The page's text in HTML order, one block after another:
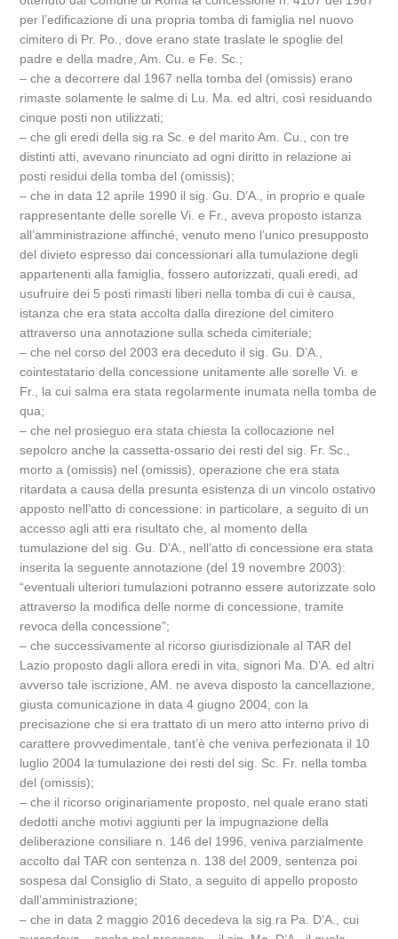
per l’edificazione di una propria tomba di famiglia nel nuovo
cimitero di Pr. Po., dove erano state traslate le spoglie del
padre e della madre, Am. Cu. e Fe. Sc.;
– che a decorrere dal 1967 nella tomba del (omissis) erano
rimaste solamente le salme di Lu. Ma. ed altri, così residuando
cinque posti non utilizzati;
– che gli eredi della sig.ra Sc. e del marito Am. Cu., con tre
distinti atti, avevano rinunciato ad ogni diritto in relazione ai
posti residui della tomba del (omissis);
– che in data 12 aprile 1990 il sig. Gu. D’A., in proprio e quale
rappresentante delle sorelle Vi. e Fr., aveva proposto istanza
all’amministrazione affinché, venuto meno l’unico presupposto
del divieto espresso dai concessionari alla tumulazione degli
appartenenti alla famiglia, fossero autorizzati, quali eredi, ad
usufruire dei 5 posti rimasti liberi nella tomba di cui è causa,
istanza che era stata accolta dalla direzione del cimitero
attraverso una annotazione sulla scheda cimiteriale;
– che nel corso del 2003 era deceduto il sig. Gu. D’A.,
cointestatario della concessione unitamente alle sorelle Vi. e
Fr., la cui salma era stata regolarmente inumata nella tomba de
qua;
– che nel prosieguo era stata chiesta la collocazione nel
sepolcro anche la cassetta-ossario dei resti del sig. Fr. Sc.,
morto a (omissis) nel (omissis), operazione che era stata
ritardata a causa della presunta esistenza di un vincolo ostativo
apposto nell’atto di concessione: in particolare, a seguito di un
accesso agli atti era risultato che, al momento della
tumulazione del sig. Gu. D’A., nell’atto di concessione era stata
inserita la seguente annotazione (del 19 novembre 2003):
“eventuali ulteriori tumulazioni potranno essere autorizzate solo
attraverso la modifica delle norme di concessione, tramite
revoca della concessione”;
– che successivamente al ricorso giurisdizionale al TAR del
Lazio proposto dagli allora eredi in vita, signori Ma. D’A. ed altri
avverso tale iscrizione, AM. ne aveva disposto la cancellazione,
giusta comunicazione in data 4 giugno 2004, con la
precisazione che si era trattato di un mero atto interno privo di
carattere provvedimentale, tant’è che veniva perfezionata il 10
luglio 2004 la tumulazione dei resti del sig. Sc. Fr. nella tomba
del (omissis);
– che il ricorso originariamente proposto, nel quale erano stati
dedotti anche motivi aggiunti per la impugnazione della
deliberazione consiliare n. 146 del 1996, veniva parzialmente
accolto dal TAR con sentenza n. 138 del 2009, sentenza poi
sospesa dal Consiglio di Stato, a seguito di appello proposto
dall’amministrazione;
– che in data 2 maggio 2016 decedeva la sig.ra Pa. D’A., cui